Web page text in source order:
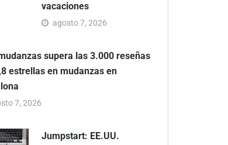
vacaciones
agosto 7, 2026
supera las 3.000 reseñas
estrellas en mudanzas en
7, 2026
Jumpstart: EE.UU.